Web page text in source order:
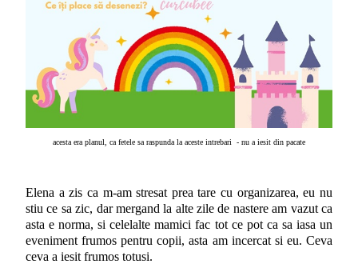
acesta era planul, ca fetele sa raspunda la aceste intrebari - nu a iesit din pacate
Elena a zis ca m-am stresat prea tare cu organizarea, eu nu
stiu ce sa zic, dar mergand la alte zile de nastere am vazut ca
asta e norma, si celelalte mamici fac tot ce pot ca sa iasa un
eveniment frumos pentru copii, asta am incercat si eu. Ceva
ceva a iesit frumos totusi.